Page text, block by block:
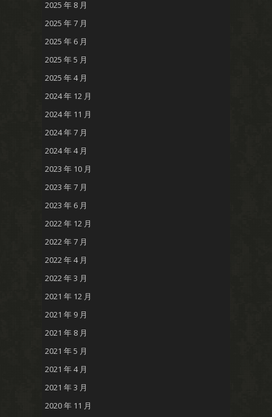
2025 年 8 月
2025 年 7 月
2025 年 6 月
2025 年 5 月
2025 年 4 月
2024 年 12 月
2024 年 11 月
2024 年 7 月
2024 年 4 月
2023 年 10 月
2023 年 7 月
2023 年 6 月
2022 年 12 月
2022 年 7 月
2022 年 4 月
2022 年 3 月
2021 年 12 月
2021 年 9 月
2021 年 8 月
2021 年 5 月
2021 年 4 月
2021 年 3 月
2020 年 11 月